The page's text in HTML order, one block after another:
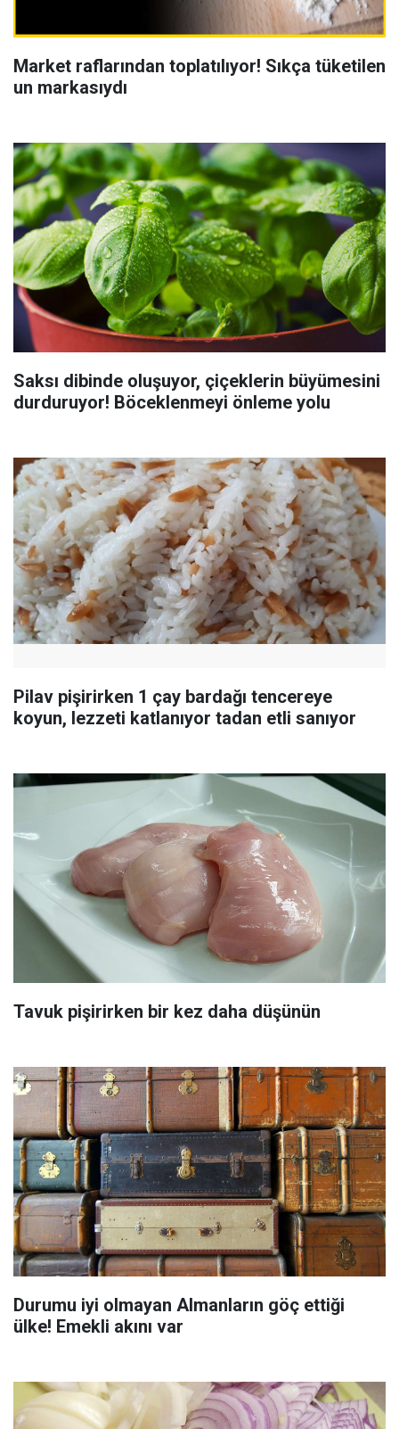
Market raflarından toplatılıyor! Sıkça tüketilen
un markasıydı
Saksı dibinde oluşuyor, çiçeklerin büyümesini
durduruyor! Böceklenmeyi önleme yolu
Pilav pişirirken 1 çay bardağı tencereye
koyun, lezzeti katlanıyor tadan etli sanıyor
Tavuk pişirirken bir kez daha düşünün
Durumu iyi olmayan Almanların göç ettiği
ülke! Emekli akını var